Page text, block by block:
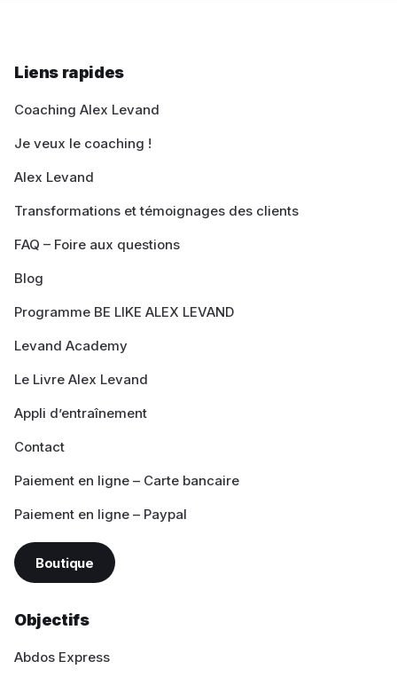
Liens rapides
Coaching Alex Levand
Je veux le coaching !
Alex Levand
Transformations et témoignages des clients
FAQ – Foire aux questions
Blog
Programme BE LIKE ALEX LEVAND
Levand Academy
Le Livre Alex Levand
Appli d’entraînement
Contact
Paiement en ligne – Carte bancaire
Paiement en ligne – Paypal
Boutique
Objectifs
Abdos Express